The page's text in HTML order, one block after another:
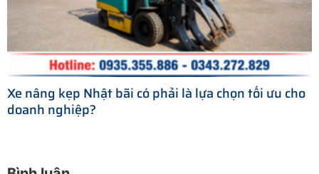
Xe nâng kẹp Nhật bãi có phải là lựa chọn tối ưu cho
doanh nghiệp?